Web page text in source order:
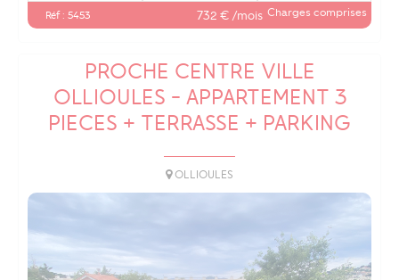
Réf : 5453 732 € /mois Charges comprises
PROCHE CENTRE VILLE
OLLIOULES - APPARTEMENT 3
PIECES + TERRASSE + PARKING
OLLIOULES